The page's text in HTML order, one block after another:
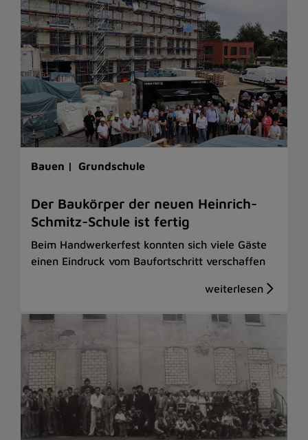
Bauen | Grundschule
Der Baukörper der neuen Heinrich-
Schmitz-Schule ist fertig
Beim Handwerkerfest konnten sich viele Gäste
einen Eindruck vom Baufortschritt verschaffen